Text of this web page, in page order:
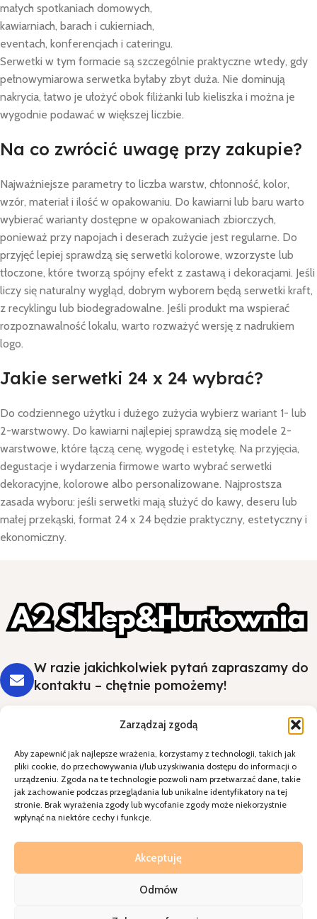
Zarządzaj zgodą
Aby zapewnić jak najlepsze wrażenia, korzystamy z technologii, takich jak
pliki cookie, do przechowywania i/lub uzyskiwania dostępu do informacji o
urządzeniu. Zgoda na te technologie pozwoli nam przetwarzać dane, takie
jak zachowanie podczas przeglądania lub unikalne identyfikatory na tej
stronie. Brak wyrażenia zgody lub wycofanie zgody może niekorzystnie
wpłynąć na niektóre cechy i funkcje.
Akceptuję
Odmów
małych spotkaniach domowych,
kawiarniach, barach i cukierniach,
eventach, konferencjach i cateringu.
Serwetki w tym formacie są szczególnie praktyczne wtedy, gdy
pełnowymiarowa serwetka byłaby zbyt duża. Nie dominują
nakrycia, łatwo je ułożyć obok filiżanki lub kieliszka i można je
wygodnie podawać w większej liczbie.
Na co zwrócić uwagę przy zakupie?
Najważniejsze parametry to liczba warstw, chłonność, kolor,
wzór, materiał i ilość w opakowaniu. Do kawiarni lub baru warto
wybierać warianty dostępne w opakowaniach zbiorczych,
ponieważ przy napojach i deserach zużycie jest regularne. Do
przyjęć lepiej sprawdzą się serwetki kolorowe, wzorzyste lub
tłoczone, które tworzą spójny efekt z zastawą i dekoracjami. Jeśli
liczy się naturalny wygląd, dobrym wyborem będą serwetki kraft,
z recyklingu lub biodegradowalne. Jeśli produkt ma wspierać
rozpoznawalność lokalu, warto rozważyć wersję z nadrukiem
logo.
Jakie serwetki 24 x 24 wybrać?
Do codziennego użytku i dużego zużycia wybierz wariant 1- lub
2-warstwowy. Do kawiarni najlepiej sprawdzą się modele 2-
warstwowe, które łączą cenę, wygodę i estetykę. Na przyjęcia,
degustacje i wydarzenia firmowe warto wybrać serwetki
dekoracyjne, kolorowe albo personalizowane. Najprostsza
zasada wyboru: jeśli serwetki mają służyć do kawy, deseru lub
małej przekąski, format 24 x 24 będzie praktyczny, estetyczny i
ekonomiczny.
W razie jakichkolwiek pytań zapraszamy do
kontaktu – chętnie pomożemy!
Styl i wygoda na Twoim stole - wybierz
jakość, która robi wrażenie.
Kategorie
2026Realziacja=